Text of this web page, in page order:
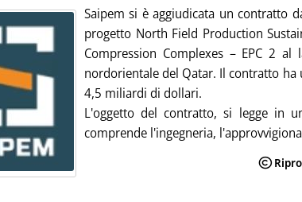
Saipem si è aggiudicata un contratto
progetto North Field Production
Compression Complexes – EPC 2 al
nordorientale del Qatar. Il contratto ha
4,5 miliardi di dollari.
L'oggetto del contratto, si legge in
comprende l'ingegneria,